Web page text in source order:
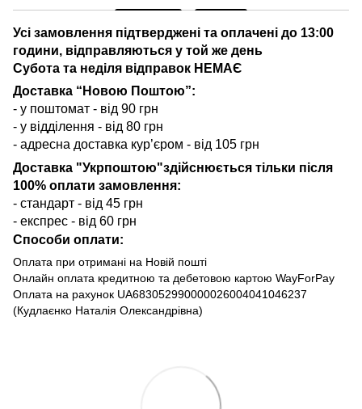
Усі замовлення підтверджені та оплачені до 13:00
години, відправляються у той же день
Субота та неділя відправок НЕМАЄ
Доставка “Новою Поштою”:
- у поштомат - від 90 грн
- у відділення - від 80 грн
- адресна доставка кур’єром - від 105 грн
Доставка "Укрпоштою"здійснюється тільки після
100% оплати замовлення:
- стандарт - від 45 грн
- експрес - від 60 грн
Способи оплати:
Оплата при отримані на Новій пошті
Онлайн оплата кредитною та дебетовою картою WayForPay
Оплата на рахунок UA683052990000026004041046237
(Кудлаєнко Наталія Олександрівна)